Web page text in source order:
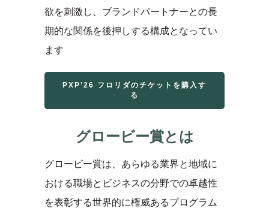
欲を刺激し、ブランドパートナーとの長
期的な関係を後押しする構成となってい
ます
PXP’26 フロリダのチケットを購入す
る
グロービー賞とは
グロービー賞は、あらゆる業界と地域に
おける職場とビジネスの分野での卓越性
を表彰する世界的に権威あるプログラム